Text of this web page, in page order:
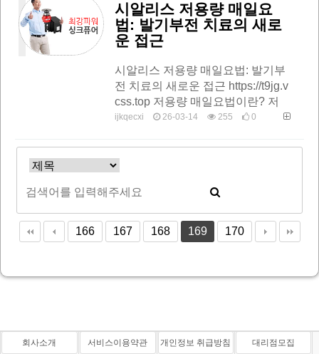
시알리스 저용량 매일요
법: 발기부전 치료의 새로
운 접근
시알리스 저용량 매일요법: 발기부
전 치료의 새로운 접근 https://t9jg.v
css.top 저용량 매일요법이란? 저
용량 매일요법은 발기부전 치료 방
다…
ijkqecxi 26-03-14 255 0
166 167 168 169 170
회사소개 서비스이용약관 개인정보 취급방침 대리점모집